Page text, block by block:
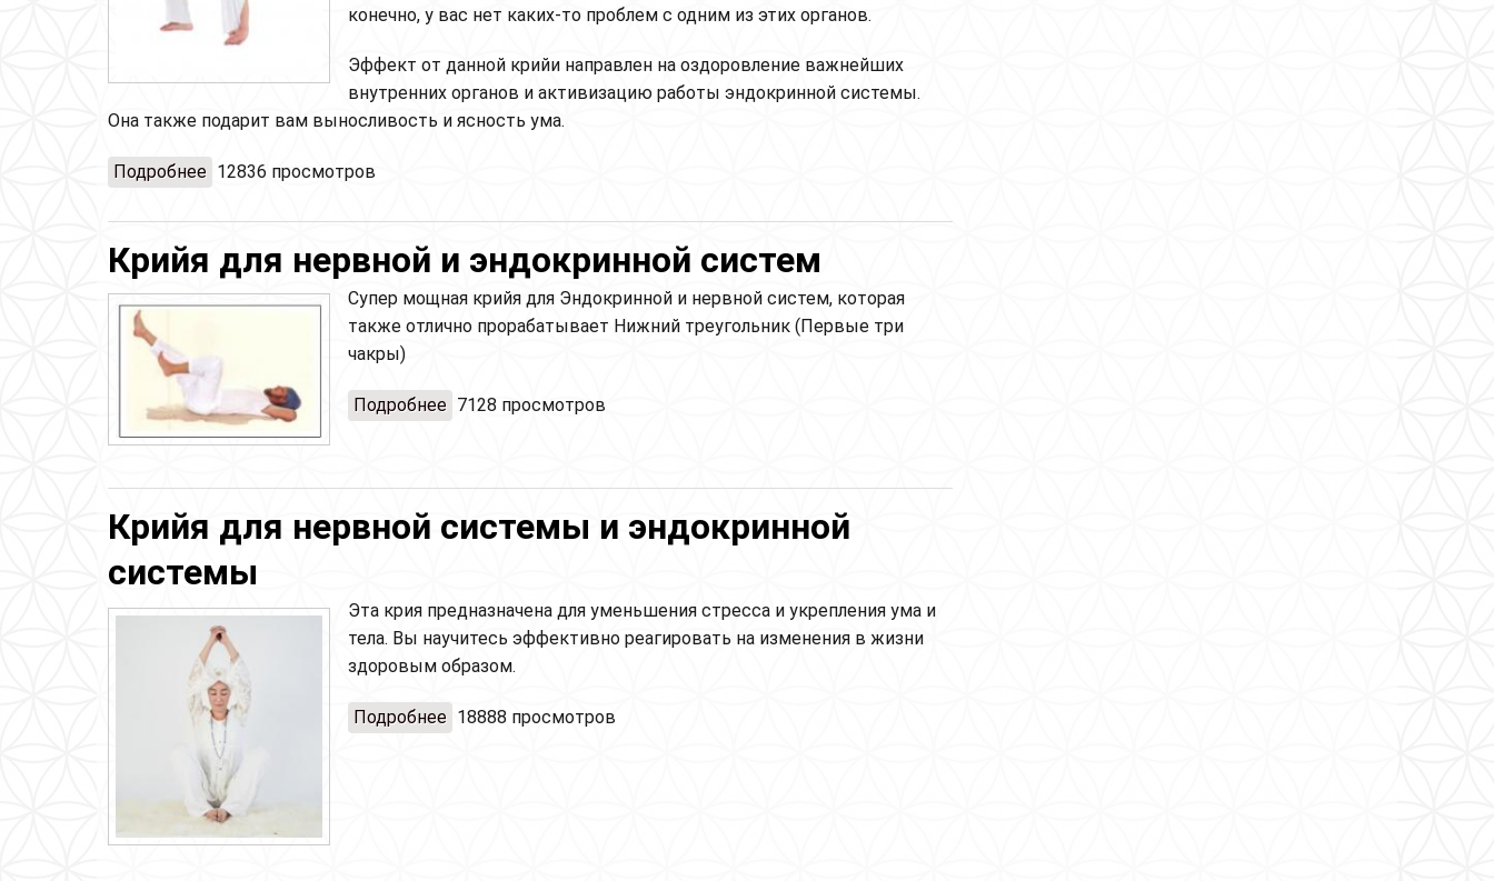
конечно, у вас нет каких-то проблем с одним из этих органов.
Эффект от данной крийи направлен на оздоровление важнейших
внутренних органов и активизацию работы эндокринной системы.
Она также подарит вам выносливость и ясность ума.
Подробнее о Крийя для восстановления гормонального фона и уменьшения веса
12836 просмотров
Крийя для нервной и эндокринной систем
Супер мощная крийя для Эндокринной и нервной систем, которая
также отлично прорабатывает Нижний треугольник (Первые три
чакры)
Подробнее о Крийя для нервной и эндокринной систем
7128 просмотров
Крийя для нервной системы и эндокринной
системы
Эта крия предназначена для уменьшения стресса и укрепления ума и
тела. Вы научитесь эффективно реагировать на изменения в жизни
здоровым образом.
Подробнее о Крийя для нервной системы и эндокринной системы
18888 просмотров